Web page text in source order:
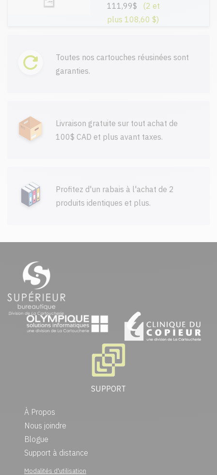
111,99$
(2 et
plus 108,60 $)
Toutes nos cartouches réusinées sont
garanties.
Livraison gratuite sur tout achat de
100$ CAD et plus avant taxes.
Profitez d'un rabais à l'achat de 2
produits identiques et plus.
SUPPORT
À Propos
Nous joindre
Blogue
Support à distance
Modalités d'utilisation